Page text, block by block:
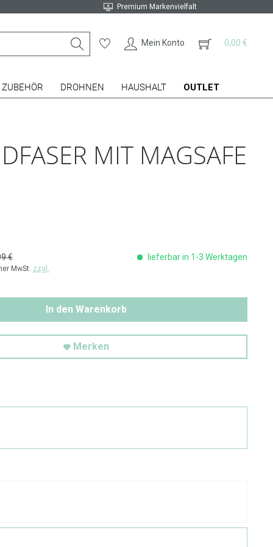
Premium Markenvielfalt
Mein Konto 0,00 €
ZUBEHÖR DROHNEN HAUSHALT OUTLET
MIT MAGSAFE
€
MwSt. zzgl.
lieferbar in 1-3 Werktagen
In den Warenkorb
Merken